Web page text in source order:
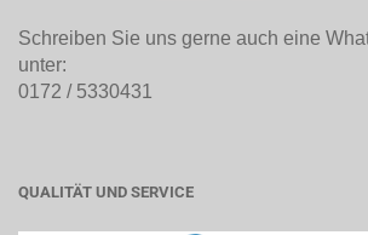
Schreiben Sie uns gerne auch eine
unter:
0172 / 5330431
QUALITÄT UND SERVICE